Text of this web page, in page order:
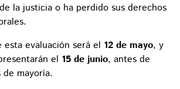
la justicia o ha perdido sus derechos
evaluación será el 12 de mayo, y
el 15 de junio, antes de
mayoría.